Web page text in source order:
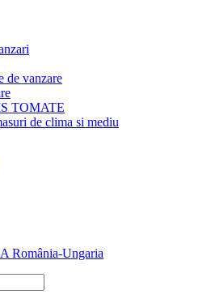
de vanzare
TOMATE
de clima si mediu
România-Ungaria